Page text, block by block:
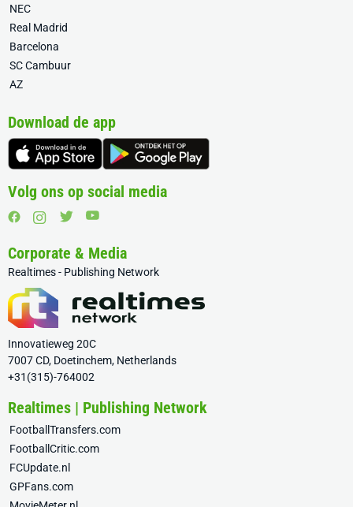
NEC
Real Madrid
Barcelona
SC Cambuur
AZ
Download de app
Volg ons op social media
Corporate & Media
Realtimes - Publishing Network
Innovatieweg 20C
7007 CD, Doetinchem, Netherlands
+31(315)-764002
Realtimes | Publishing Network
FootballTransfers.com
FootballCritic.com
FCUpdate.nl
GPFans.com